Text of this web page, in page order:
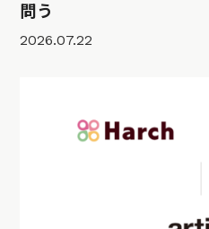
問う
2026.07.22